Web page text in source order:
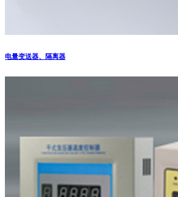
电量变送器、隔离器